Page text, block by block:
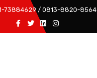
73884629 / 0813-8820-8564